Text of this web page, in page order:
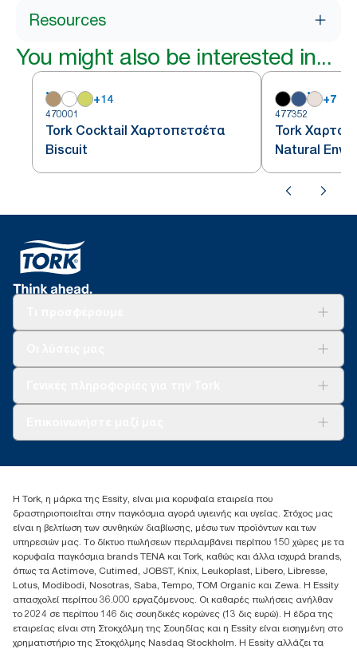
Resources
You might also be interested in...
+14
470001
Tork Cocktail Χαρτοπετσέτα
Biscuit
+7
477352
Tork
Natural
διπλωμένη
+302102705722
17th klm.National Road Athens-Lamia &2 Kalamatas
14564 N.Kifissia, Athens-Greece
Mob: +306932474930 (για Ελλάδα & Κύπρο)
Η Tork, η μάρκα της Essity, είναι μια κορυφαία εταιρεία που
δραστηριοποιείται στην παγκόσμια αγορά υγιεινής και υγείας. Στόχος μας
είναι η βελτίωση των συνθηκών διαβίωσης, μέσω των προϊόντων και των
υπηρεσιών μας. Το δίκτυο πωλήσεων περιλαμβάνει περίπου 150 χώρες με τα
κορυφαία παγκόσμια brands TENA και Tork, καθώς και άλλα ισχυρά brands,
όπως τα Actimove, Cutimed, JOBST, Knix, Leukoplast, Libero, Libresse,
Lotus, Modibodi, Nosotras, Saba, Tempo, TOM Organic και Zewa. Η Essity
απασχολεί περίπου 36.000 εργαζόμενους. Οι καθαρές πωλήσεις ανήλθαν
το 2024 σε περίπου 146 δις σουηδικές κορώνες (13 δις ευρώ). Η έδρα της
εταιρείας είναι στη Στοκχόλμη της Σουηδίας και η Essity είναι εισηγμένη στο
χρηματιστήριο της Στοκχόλμης Nasdaq Stockholm. Η Essity αλλάζει τα